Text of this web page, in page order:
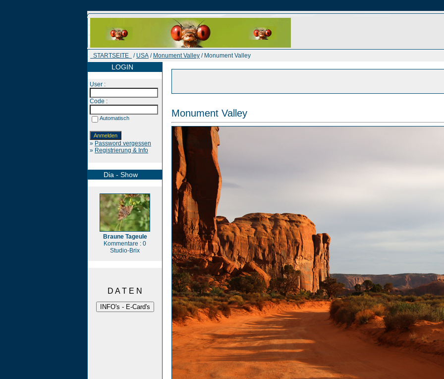
STARTSEITE / USA / Monument Valley / Monument Valley
LOGIN
User :
Code :
Automatisch
» Password vergessen
» Registrierung & Info
Dia - Show
Braune Tageule
Kommentare : 0
Studio-Brix
D A T E N
Monument Valley